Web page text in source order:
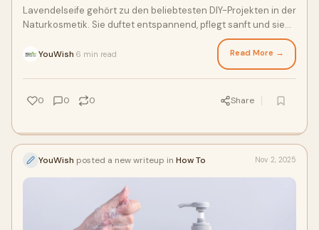
Lavendelseife gehört zu den beliebtesten DIY-Projekten in der
Naturkosmetik. Sie duftet entspannend, pflegt sanft und sieht
YouWish 6 min read Read More →
0 0 0 Share
YouWish posted a new writeup in How To Nov 2, 2025